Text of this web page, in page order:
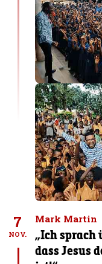
7
NOV.
Mark Martin
„Ich sprach
dass Jesus